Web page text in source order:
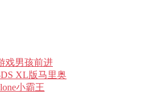
戏男孩前进
XL版马里奥
小霸王